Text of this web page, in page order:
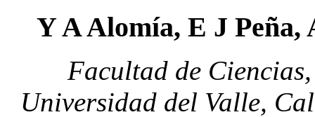
Y A Alomía, E J Peña,
Facultad de
Universidad del Valle,